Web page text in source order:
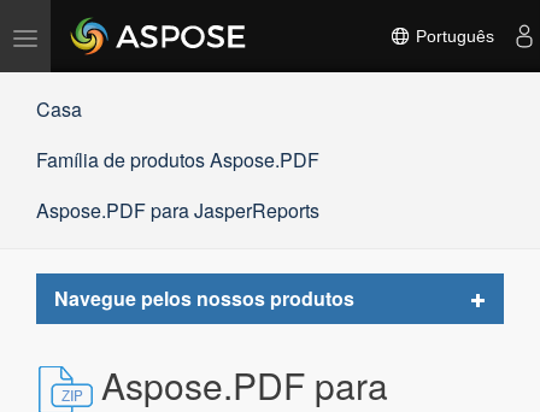
Alternar
navegação
Português
Casa
Família de produtos Aspose.PDF
Aspose.PDF para JasperReports
Navegue pelos nossos produtos
Toggle
Aspose.PDF para